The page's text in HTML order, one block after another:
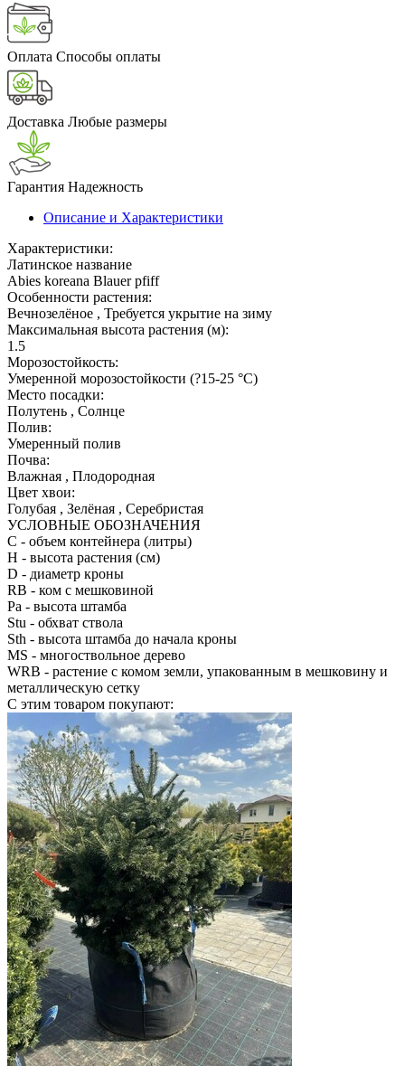
Оплата Способы оплаты
Доставка Любые размеры
Гарантия Надежность
Описание и Характеристики
Характеристики:
Латинское название
Abies koreana Blauer pfiff
Особенности растения:
Вечнозелёное , Требуется укрытие на зиму
Максимальная высота растения (м):
1.5
Морозостойкость:
Умеренной морозостойкости (?15-25 °С)
Место посадки:
Полутень , Солнце
Полив:
Умеренный полив
Почва:
Влажная , Плодородная
Цвет хвои:
Голубая , Зелёная , Серебристая
УСЛОВНЫЕ ОБОЗНАЧЕНИЯ
С - объем контейнера (литры)
H - высота растения (см)
D - диаметр кроны
RB - ком с мешковиной
Pa - высота штамба
Stu - обхват ствола
Sth - высота штамба до начала кроны
MS - многоствольное дерево
WRB - растение с комом земли, упакованным в мешковину и
металлическую сетку
С этим товаром покупают: